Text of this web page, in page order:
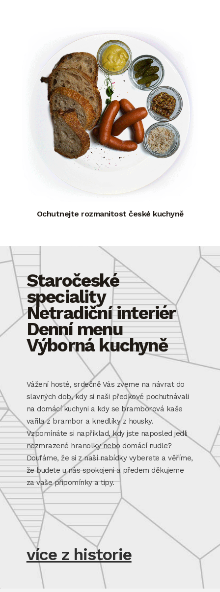
Ochutnejte rozmanitost české kuchyně
Staročeské
speciality
Netradiční interiér
Denní menu
Výborná kuchyně
Vážení hosté, srdečně Vás zveme na návrat do
slavných dob, kdy si naši předkové pochutnávali
na domácí kuchyni a kdy se bramborová kaše
vařila z brambor a knedlíky z housky.
Vzpomínáte si například, kdy jste naposled jedli
nezmrazené hranolky nebo domácí nudle?
Doufáme, že si z naší nabídky vyberete a věříme,
že budete u nás spokojeni a předem děkujeme
za vaše připomínky a tipy.
více z historie